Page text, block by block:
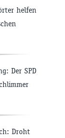
helfen
Der SPD
Droht